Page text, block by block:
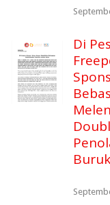
Di
Bebas
Buruk